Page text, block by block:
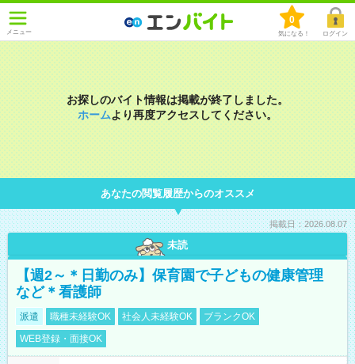
メニュー
0
気になる！ ログイン
お探しのバイト情報は掲載が終了しました。
ホームより再度アクセスしてください。
あなたの閲覧履歴からのオススメ
掲載日：2026.08.07
未読
【週2～＊日勤のみ】保育園で子どもの健康管理
など＊看護師
派遣 職種未経験OK 社会人未経験OK
ブランクOK
WEB登録・面接OK